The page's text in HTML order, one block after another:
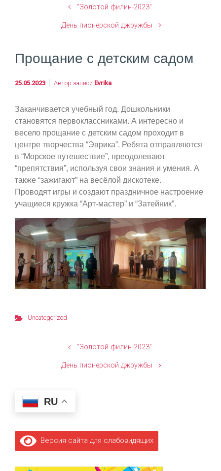
“Золотой филин-2023”
День пионерской джружбы
Прощание с детским садом
25.05.2023 Автор записи Evrika
Заканчивается учебный год. Дошкольники
становятся первоклассниками. А интересно и
весело прощание с детским садом проходит в
центре творчества “Эврика”. Ребята отправляются
в “Морское путешествие”, преодолевают
“препятствия”, используя свои знания и умения. А
также “зажигают” на весёлой дискотеке.
Проводят игры и создают праздничное настроение
учащиеся кружка “Арт-мастер” и “Затейник”.
Uncategorized
“Золотой филин-2023”
День пионерской джружбы
RU
Версия сайта для слабовидящих